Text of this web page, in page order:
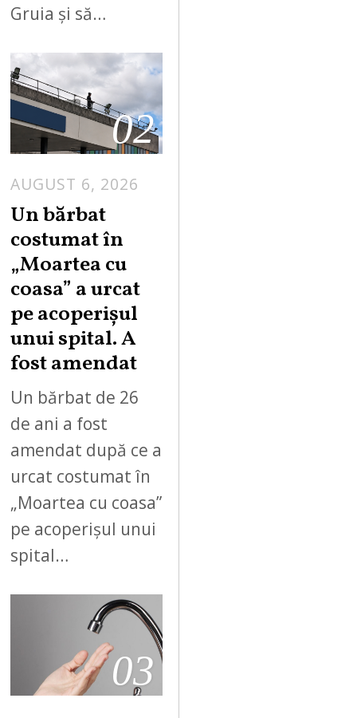
Gruia și să…
02
AUGUST 6, 2026
Un bărbat
costumat în
„Moartea cu
coasa” a urcat
pe acoperișul
unui spital. A
fost amendat
Un bărbat de 26
de ani a fost
amendat după ce a
urcat costumat în
„Moartea cu coasa”
pe acoperișul unui
spital…
03